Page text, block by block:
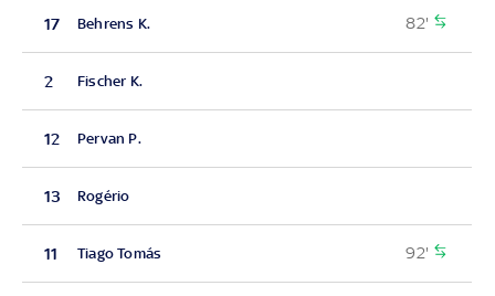
17 Behrens K. 82'
2 Fischer K.
12 Pervan P.
13 Rogério
11 Tiago Tomás 92'